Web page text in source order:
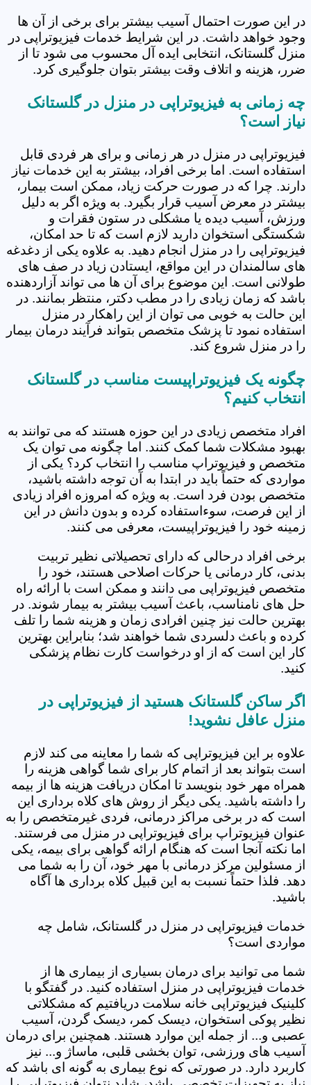
در این صورت احتمال آسیب بیشتر برای برخی از آن ها
وجود خواهد داشت. در این شرایط خدمات فیزیوتراپی در
منزل گلستانک، انتخابی ایده آل محسوب می شود تا از
ضرر، هزینه و اتلاف وقت بیشتر بتوان جلوگیری کرد.
چه زمانی به فیزیوتراپی در منزل در گلستانک
نیاز است؟
فیزیوتراپی در منزل در هر زمانی و برای هر فردی قابل
استفاده است. اما برخی افراد، بیشتر به این خدمات نیاز
دارند. چرا که در صورت حرکت زیاد، ممکن است بیمار،
بیشتر در معرض آسیب قرار بگیرد. به ویژه اگر به دلیل
ورزش، آسیب دیده یا مشکلی در ستون فقرات و
شکستگی استخوان دارید لازم است که تا حد امکان،
فیزیوتراپی را در منزل انجام دهید. به علاوه یکی از دغدغه
های سالمندان در این مواقع، ایستادن زیاد در صف های
طولانی است. این موضوع برای آن ها می تواند آزاردهنده
باشد که زمان زیادی را در مطب دکتر، منتظر بمانند. در
این حالت به خوبی می توان از این راهکار در منزل
استفاده نمود تا پزشک متخصص بتواند فرآیند درمان بیمار
را در منزل شروع کند.
چگونه یک فیزیوتراپیست مناسب در گلستانک
انتخاب کنیم؟
افراد متخصص زیادی در این حوزه هستند که می توانند به
بهبود مشکلات شما کمک کنند. اما چگونه می توان یک
متخصص و فیزیوتراپ مناسب را انتخاب کرد؟ یکی از
مواردی که حتماً باید در ابتدا به آن توجه داشته باشید،
متخصص بودن فرد است. به ویژه که امروزه افراد زیادی
از این فرصت، سوءاستفاده کرده و بدون دانش در این
زمینه خود را فیزیوتراپیست، معرفی می کنند.
برخی افراد درحالی که دارای تحصیلاتی نظیر تربیت
بدنی، کار درمانی یا حرکات اصلاحی هستند، خود را
متخصص فیزیوتراپی می دانند و ممکن است با ارائه راه
حل های نامناسب، باعث آسیب بیشتر به بیمار شوند. در
بهترین حالت نیز چنین افرادی زمان و هزینه شما را تلف
کرده و باعث دلسردی شما خواهند شد؛ بنابراین بهترین
کار این است که از او درخواست کارت نظام پزشکی
کنید.
اگر ساکن گلستانک هستید از فیزیوتراپی در
منزل عافل نشوید!
علاوه بر این فیزیوتراپی که شما را معاینه می کند لازم
است بتواند بعد از اتمام کار برای شما گواهی هزینه را
همراه مهر خود بنویسد تا امکان دریافت هزینه ها از بیمه
را داشته باشید. یکی دیگر از روش های کلاه برداری این
است که در برخی مراکز درمانی، فردی غیرمتخصص را به
عنوان فیزیوتراپ برای فیزیوتراپی در منزل می فرستند.
اما نکته آنجا است که هنگام ارائه گواهی برای بیمه، یکی
از مسئولین مرکز درمانی با مهر خود، آن را به شما می
دهد. فلذا حتماً نسبت به این قبیل کلاه برداری ها آگاه
باشید.
خدمات فیزیوتراپی در منزل در گلستانک، شامل چه
مواردی است؟
شما می توانید برای درمان بسیاری از بیماری ها از
خدمات فیزیوتراپی در منزل استفاده کنید. در گفتگو با
کلینیک فیزیوتراپی خانه سلامت دریافتیم که مشکلاتی
نظیر پوکی استخوان، دیسک کمر، دیسک گردن، آسیب
عصبی و... از جمله این موارد هستند. همچنین برای درمان
آسیب های ورزشی، توان بخشی قلبی، ماساژ و... نیز
کاربرد دارد. در صورتی که نوع بیماری به گونه ای باشد که